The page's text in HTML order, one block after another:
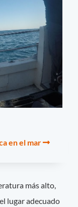
en el mar
más alto,
lugar adecuado